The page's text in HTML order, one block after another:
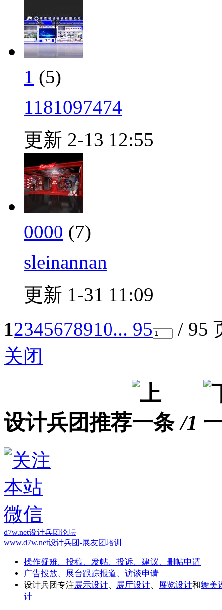
1 (5)
1181097474
更新 2-13 12:55
0000 (7)
sleinannan
更新 1-31 11:09
12345678910... 95
/ 95
关闭
设计兵团推荐 /1
d7w.net设计兵团论坛
www.d7w.net设计兵团-展友团培训
操作疑难、投稿、发帖、投诉、建议、删帖申请
广告投放、展台跟踪报道、访谈申请
设计兵团专注展示设计、 展厅设计、 展览设计和舞美
计